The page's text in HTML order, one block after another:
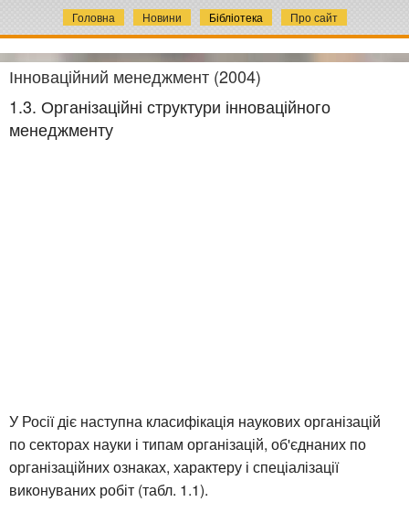
Головна Новини Бібліотека Про сайт
Інноваційний менеджмент (2004)
1.3. Організаційні структури інноваційного
менеджменту
У Росії діє наступна класифікація наукових організацій
по секторах науки і типам організацій, об'єднаних по
організаційних ознаках, характеру і спеціалізації
виконуваних робіт (табл. 1.1).